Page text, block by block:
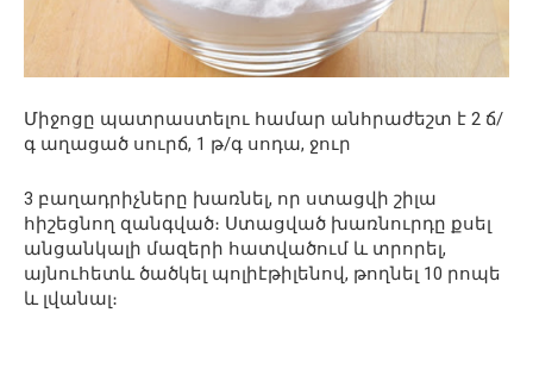
Միջոցը պատրաստելու համար անհրաժեշտ է 2 ճ/
գ աղացած սուրճ, 1 թ/գ սոդա, ջուր
3 բաղադրիչները խառնել, որ ստացվի շիլա
հիշեցնող զանգված։ Ստացված խառնուրդը քսել
անցանկալի մազերի հատվածում և տրորել,
այնուհետև ծածկել պոլիէթիլենով, թողնել 10 րոպե
և լվանալ։